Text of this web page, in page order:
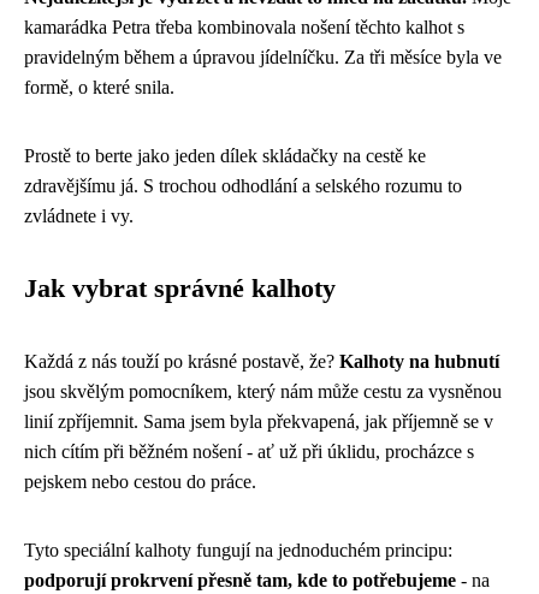
kamarádka Petra třeba kombinovala nošení těchto kalhot s
pravidelným během a úpravou jídelníčku. Za tři měsíce byla ve
formě, o které snila.
Prostě to berte jako jeden dílek skládačky na cestě ke
zdravějšímu já. S trochou odhodlání a selského rozumu to
zvládnete i vy.
Jak vybrat správné kalhoty
Každá z nás touží po krásné postavě, že? Kalhoty na hubnutí
jsou skvělým pomocníkem, který nám může cestu za vysněnou
linií zpříjemnit. Sama jsem byla překvapená, jak příjemně se v
nich cítím při běžném nošení - ať už při úklidu, procházce s
pejskem nebo cestou do práce.
Tyto speciální kalhoty fungují na jednoduchém principu:
podporují prokrvení přesně tam, kde to potřebujeme - na